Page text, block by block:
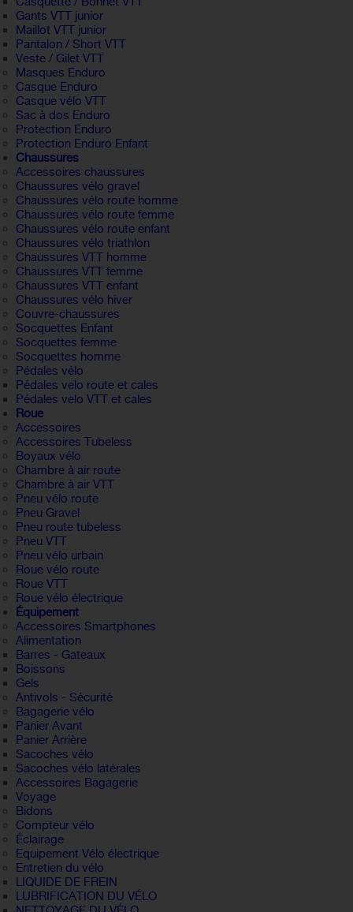
Gants VTT junior
Maillot VTT junior
Pantalon / Short VTT
Veste / Gilet VTT
Masques Enduro
Casque Enduro
Casque vélo VTT
Sac à dos Enduro
Protection Enduro
Protection Enduro Enfant
Chaussures
Accessoires chaussures
Chaussures vélo gravel
Chaussures vélo route homme
Chaussures vélo route femme
Chaussures vélo route enfant
Chaussures vélo triathlon
Chaussures VTT homme
Chaussures VTT femme
Chaussures VTT enfant
Chaussures vélo hiver
Couvre-chaussures
Socquettes Enfant
Socquettes femme
Socquettes homme
Pédales vélo
Pédales velo route et cales
Pédales velo VTT et cales
Roue
Accessoires
Accessoires Tubeless
Boyaux vélo
Chambre à air route
Chambre à air VTT
Pneu vélo route
Pneu Gravel
Pneu route tubeless
Pneu VTT
Pneu vélo urbain
Roue vélo route
Roue VTT
Roue vélo électrique
Équipement
Accessoires Smartphones
Alimentation
Barres - Gateaux
Boissons
Gels
Antivols - Sécurité
Bagagerie vélo
Panier Avant
Panier Arrière
Sacoches vélo
Sacoches vélo latérales
Accessoires Bagagerie
Voyage
Bidons
Compteur vélo
Éclairage
Equipement Vélo électrique
Entretien du vélo
LIQUIDE DE FREIN
LUBRIFICATION DU VÉLO